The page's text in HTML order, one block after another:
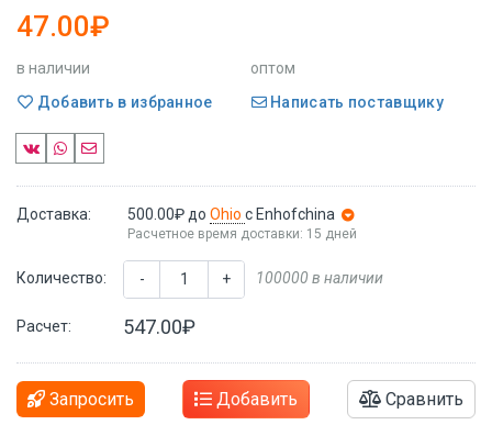
47.00₽
в наличии
оптом
Добавить в избранное
Написать поставщику
Доставка: 500.00₽ до Ohio с Enhofchina
Расчетное время доставки: 15 дней
Количество: - + 100000 в наличии
Расчет: 547.00₽
Запросить Добавить Сравнить